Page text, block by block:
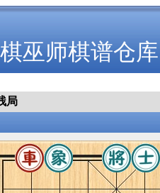
巫师棋谱仓库
局